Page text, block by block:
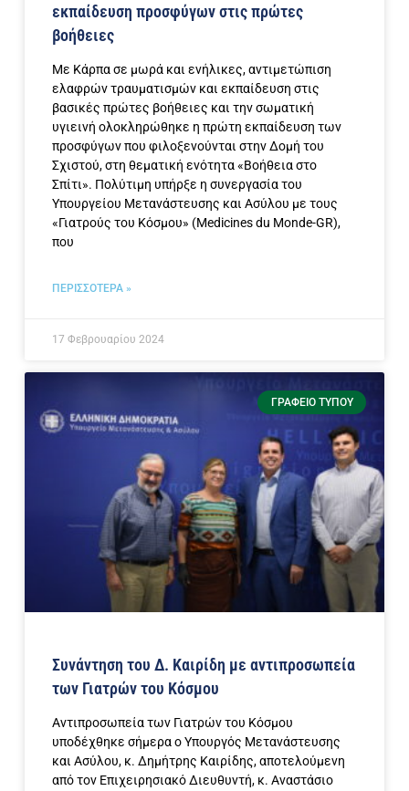
εκπαίδευση προσφύγων στις πρώτες
βοήθειες
Με Κάρπα σε μωρά και ενήλικες, αντιμετώπιση
ελαφρών τραυματισμών και εκπαίδευση στις
βασικές πρώτες βοήθειες και την σωματική
υγιεινή ολοκληρώθηκε η πρώτη εκπαίδευση των
προσφύγων που φιλοξενούνται στην Δομή του
Σχιστού, στη θεματική ενότητα «Βοήθεια στο
Σπίτι». Πολύτιμη υπήρξε η συνεργασία του
Υπουργείου Μετανάστευσης και Ασύλου με τους
«Γιατρούς του Κόσμου» (Medicines du Monde-GR),
που
ΠΕΡΙΣΣΟΤΕΡΑ »
17 Φεβρουαρίου 2024
ΓΡΑΦΕΊΟ ΤΎΠΟΥ
Συνάντηση του Δ. Καιρίδη με αντιπροσωπεία
των Γιατρών του Κόσμου
Αντιπροσωπεία των Γιατρών του Κόσμου
υποδέχθηκε σήμερα ο Υπουργός Μετανάστευσης
και Ασύλου, κ. Δημήτρης Καιρίδης, αποτελούμενη
από τον Επιχειρησιακό Διευθυντή, κ. Αναστάσιο